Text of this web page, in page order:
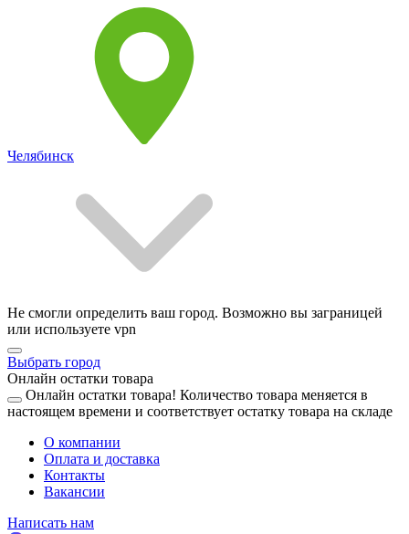
Челябинск
Не смогли определить ваш город. Возможно вы заграницей
или используете vpn
Выбрать город
Онлайн остатки товара
Онлайн остатки товара! Количество товара меняется в
настоящем времени и соответствует остатку товара на складе
О компании
Оплата и доставка
Контакты
Вакансии
Написать нам